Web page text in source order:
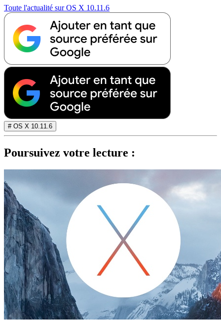
Toute l'actualité sur OS X 10.11.6
# OS X 10.11.6
Poursuivez votre lecture :